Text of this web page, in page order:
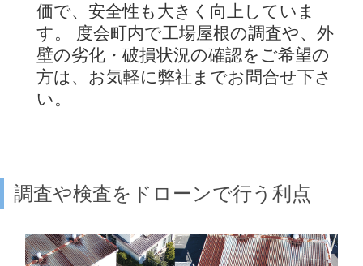
価で、安全性も大きく向上していま
す。 度会町内で工場屋根の調査や、外
壁の劣化・破損状況の確認をご希望の
方は、お気軽に弊社までお問合せ下さ
い。
調査や検査をドローンで行う利点